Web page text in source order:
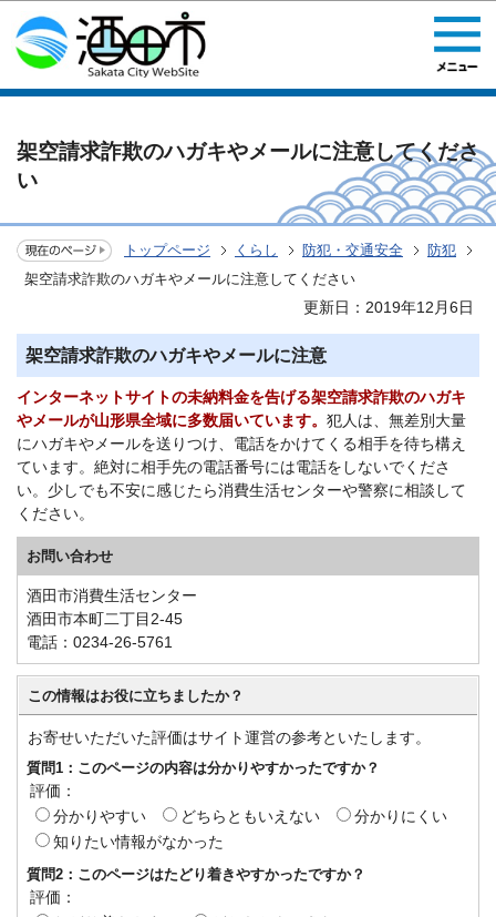
このページの本文へ移動
架空請求詐欺のハガキやメールに注意してくださ
い
トップページ くらし 防犯・交通安全
防犯
架空請求詐欺のハガキやメールに注意してください
更新日：2019年12月6日
架空請求詐欺のハガキやメールに注意
インターネットサイトの未納料金を告げる架空請求詐欺のハガキ
やメールが山形県全域に多数届いています。 犯人は、無差別大量
にハガキやメールを送りつけ、電話をかけてくる相手を待ち構え
ています。絶対に相手先の電話番号には電話をしないでくださ
い。少しでも不安に感じたら消費生活センターや警察に相談して
ください。
お問い合わせ
酒田市消費生活センター
酒田市本町二丁目2-45
電話：0234-26-5761
この情報はお役に立ちましたか？
お寄せいただいた評価はサイト運営の参考といたします。
質問1：このページの内容は分かりやすかったですか？
評価：
分かりやすい
どちらともいえない
分かりにくい
知りたい情報がなかった
質問2：このページはたどり着きやすかったですか？
評価：